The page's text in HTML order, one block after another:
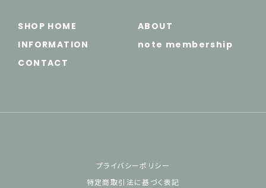
SHOP HOME
ABOUT
INFORMATION
note membership
CONTACT
プライバシーポリシー
特定商取引法に基づく表記